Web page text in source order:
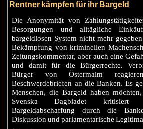
Rentner kämpfen für ihr Bargeld
Die Anonymität von
Besorgungen und alltägliche
bargeldlosen System nicht mehr
Bekämpfung von kriminellen
Zeitungskommentar, aber auch eine
und damit für die Bürgerrechte.
Bürger von Östermalm
Beschwerdebriefen an die Banken. Es
Menschen, die Bargeld haben
Svenska Dagbladet kritisiert
Bargeldabschaffung durch die
Diskussion und parlamentarische